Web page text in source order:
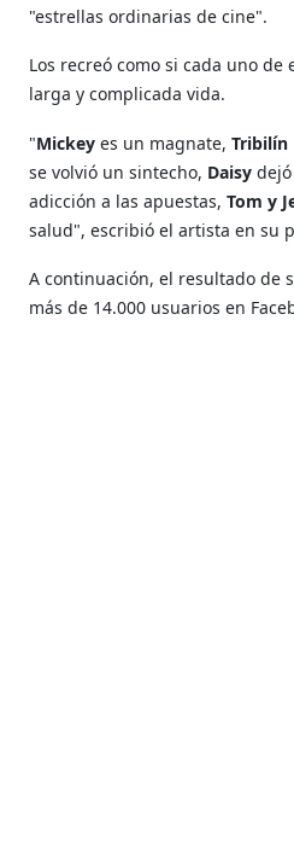
"estrellas ordinarias de cine".
Los recreó como si cada uno
larga y complicada vida.
"Mickey es un magnate,Tribilín
se volvió un sintecho, Daisy dejó
adicción a las apuestas,Tom y
salud", escribió el artista en su
A continuación, el resultado de
más de 14.000 usuarios en